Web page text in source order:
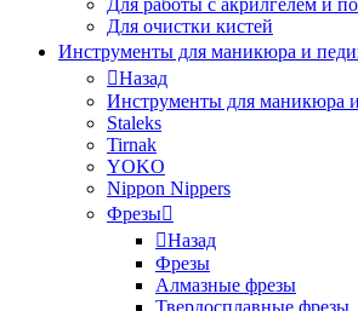
Для работы с акрилгелем и
Для очистки кистей
Инструменты для маникюра и
Назад
Инструменты для маникюра
Staleks
Tirnak
YOKO
Nippon Nippers
Фрезы
Назад
Фрезы
Алмазные фрезы
Твердосплавные фрезы